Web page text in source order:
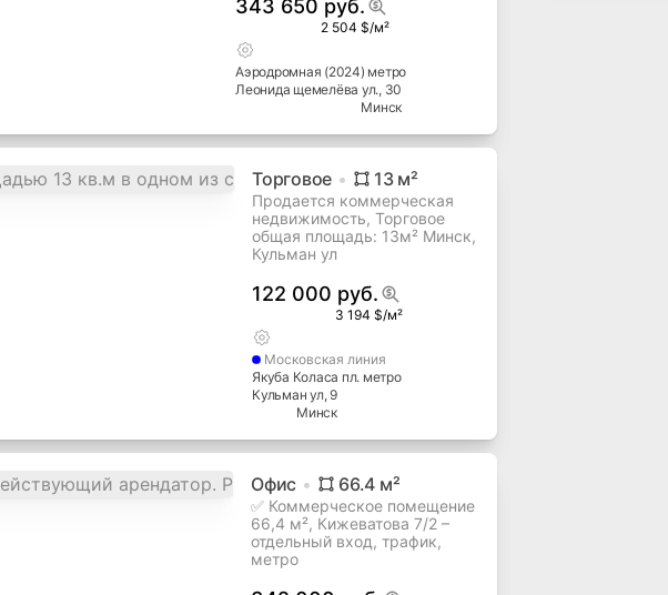
343 650 руб.
2 504 $/м²
Аэродромная (2024) метро
Леонида щемелёва ул., 30
Минск
Торговое 13м²
Продается коммерческая
недвижимость, Торговое
общая площадь: 13м² Минск,
Кульман ул
122 000 руб.
3 194 $/м²
Московская линия
Якуба Коласа пл. метро
Кульман ул, 9
Минск
Офис 66.4 м²
✅ Коммерческое помещение
66,4 м², Кижеватова 7/2 –
отдельный вход, трафик,
метро